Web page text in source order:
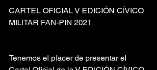
CARTEL OFICIAL V EDICIÓN CÍVICO
MILITAR FAN-PIN 2021
Tenemos el placer de presentar el